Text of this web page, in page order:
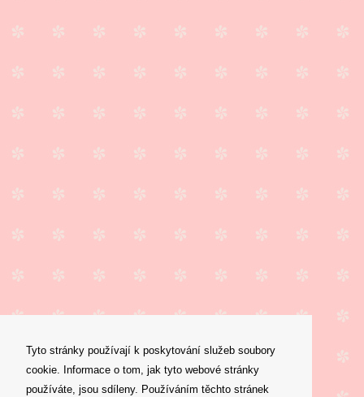
Tyto stránky používají k poskytování služeb soubory
cookie. Informace o tom, jak tyto webové stránky
používáte, jsou sdíleny. Používáním těchto stránek